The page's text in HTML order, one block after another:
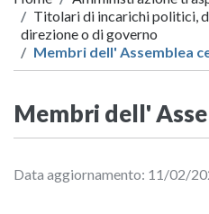
Titolari di incarichi politici,
direzione o di governo
Membri dell' Assemblea
Membri dell'
Data aggiornamento: 11/02/